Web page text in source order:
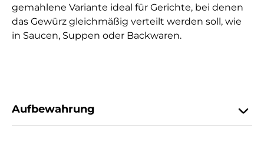
gemahlene Variante ideal für Gerichte, bei denen
das Gewürz gleichmäßig verteilt werden soll, wie
in Saucen, Suppen oder Backwaren.
Aufbewahrung